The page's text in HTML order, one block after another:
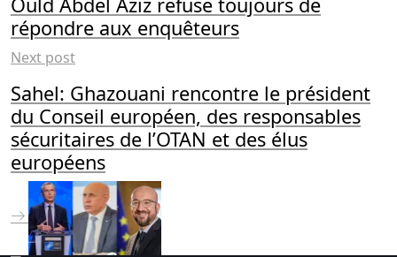
répondre aux enquêteurs
Next post
Sahel: Ghazouani rencontre le président
du Conseil européen, des responsables
sécuritaires de l’OTAN et des élus
européens